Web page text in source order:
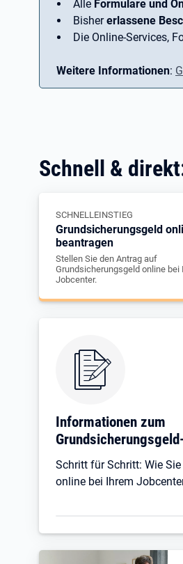
Alle Formulare und
Bishererlassene
Die Online-Services,
Weitere Informationen:
Schnell &
SCHNELLEINSTIEG
Grundsicherungsgeld
beantragen
Stellen Sie den Antrag auf
Grundsicherungsgeld online bei
Jobcenter.
Informationen zum
Schritt für Schritt: Wie
online bei Ihrem